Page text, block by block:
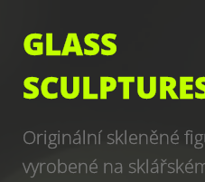
GLASS
Originální skleněné
vyrobené na